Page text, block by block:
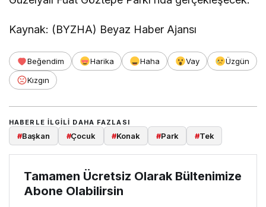
Kaynak: (BYZHA) Beyaz Haber Ajansı
Beğendim Harika Haha Vay
Üzgün
Kızgın
HABERLE ILGILI DAHA FAZLASI
#Başkan #Çocuk #Konak #Park #Tek
Tamamen Ücretsiz Olarak Bültenimize
Abone Olabilirsin